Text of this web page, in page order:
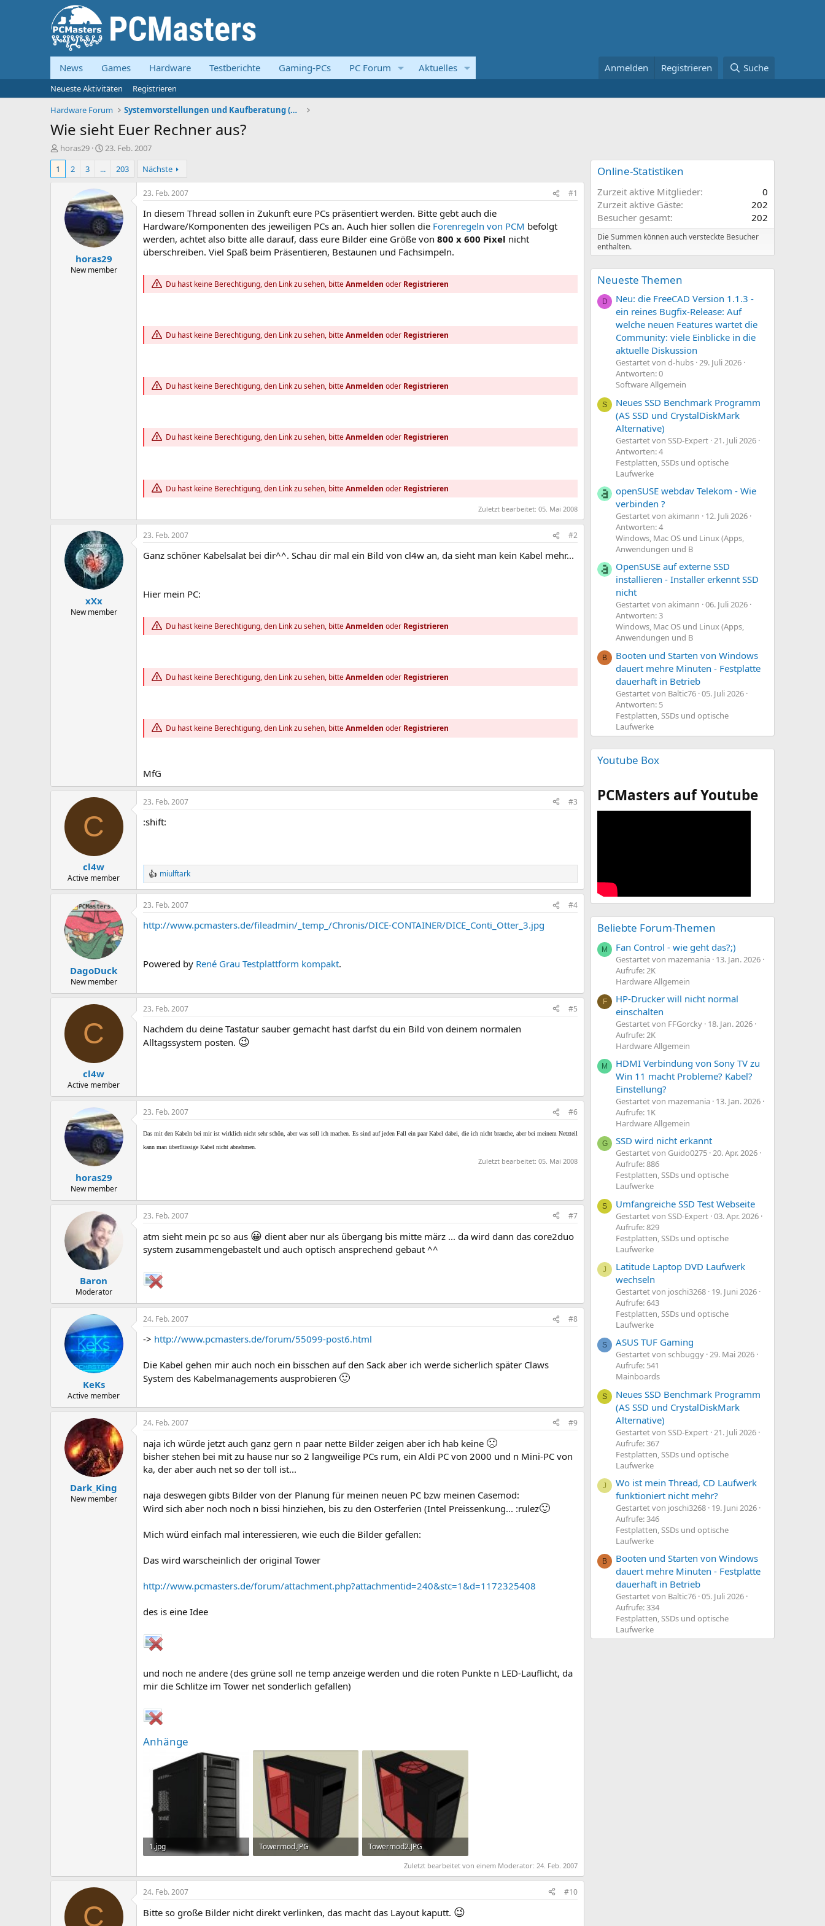
News Games Hardware Testberichte Gaming-PCs PC Forum Aktuelles Anmelden Registrieren Suche
Neueste Aktivitäten
Registrieren
Hardware Forum
Systemvorstellungen und Kaufberatung (Komplettsyst
Wie sieht Euer Rechner aus?
E
r
t
horas29
E
s
t
e
l
l
a
m
23. Feb. 2007
1
2 3 ... 203 Nächste
horas29
New member
23. Feb. 2007 #1
In diesem Thread sollen in Zukunft eure PCs präsentiert werden. Bitte gebt auch die
Hardware/Komponenten des jeweiligen PCs an. Auch hier sollen die Forenregeln von PCM befolgt
werden, achtet also bitte alle darauf, dass eure Bilder eine Größe von 800 x 600 Pixel nicht
überschreiben. Viel Spaß beim Präsentieren, Bestaunen und Fachsimpeln.
Du hast keine Berechtigung, den Link zu sehen, bitteAnmelden oder Registrieren
Du hast keine Berechtigung, den Link zu sehen, bitteAnmelden oder Registrieren
Du hast keine Berechtigung, den Link zu sehen, bitteAnmelden oder Registrieren
Du hast keine Berechtigung, den Link zu sehen, bitteAnmelden oder Registrieren
Du hast keine Berechtigung, den Link zu sehen, bitteAnmelden oder Registrieren
Zuletzt bearbeitet: 05. Mai 2008
xXx
New member
23. Feb. 2007 #2
Ganz schöner Kabelsalat bei dir^^. Schau dir mal ein Bild von cl4w an, da sieht man kein Kabel mehr...
Hier mein PC:
Du hast keine Berechtigung, den Link zu sehen, bitteAnmelden oder Registrieren
Du hast keine Berechtigung, den Link zu sehen, bitteAnmelden oder Registrieren
Du hast keine Berechtigung, den Link zu sehen, bitteAnmelden oder Registrieren
MfG
C
cl4w
Active member
23. Feb. 2007 #3
:shift:
R
e
a
k
i
n
miulftark
DagoDuck
New member
23. Feb. 2007 #4
http://www.pcmasters.de/fileadmin/_temp_/Chronis/DICE-CONTAINER/DICE_Conti_Otter_3.jpg
Powered by René Grau Testplattform kompakt.
C
cl4w
Active member
23. Feb. 2007 #5
Nachdem du deine Tastatur sauber gemacht hast darfst du ein Bild von deinem normalen
Alltagssystem posten. 😉
horas29
New member
23. Feb. 2007 #6
Das mit den Kabeln bei mir ist wirklich nicht sehr schön, aber was soll ich machen. Es sind auf jeden Fall ein paar Kabel dabei, die ich nicht brauche, aber bei meinem Netzteil
kann man überflüssige Kabel nicht abnehmen.
Zuletzt bearbeitet: 05. Mai 2008
Baron
Moderator
23. Feb. 2007 #7
atm sieht mein pc so aus 😀 dient aber nur als übergang bis mitte märz ... da wird dann das core2duo
system zusammengebastelt und auch optisch ansprechend gebaut ^^
KeKs
Active member
24. Feb. 2007 #8
-> http://www.pcmasters.de/forum/55099-post6.html
Die Kabel gehen mir auch noch ein bisschen auf den Sack aber ich werde sicherlich später Claws
System des Kabelmanagements ausprobieren 🙂
Dark_King
New member
24. Feb. 2007 #9
naja ich würde jetzt auch ganz gern n paar nette Bilder zeigen aber ich hab keine 🙁
bisher stehen bei mit zu hause nur so 2 langweilige PCs rum, ein Aldi PC von 2000 und n Mini-PC von
ka, der aber auch net so der toll ist...
naja deswegen gibts Bilder von der Planung für meinen neuen PC bzw meinen Casemod:
Wird sich aber noch noch n bissi hinziehen, bis zu den Osterferien (Intel Preissenkung... :rulez🙂
Mich würd einfach mal interessieren, wie euch die Bilder gefallen:
Das wird warscheinlich der original Tower
http://www.pcmasters.de/forum/attachment.php?attachmentid=240&stc=1&d=1172325408
des is eine Idee
und noch ne andere (des grüne soll ne temp anzeige werden und die roten Punkte n LED-Lauflicht, da
mir die Schlitze im Tower net sonderlich gefallen)
Anhänge
1.jpg
Towermod.JPG
Towermod2.JPG
30,3 KB · Aufrufe: 13.654
Zuletzt bearbeitet von einem Moderator: 24. Feb. 2007
C
24. Feb. 2007 #10
Bitte so große Bilder nicht direkt verlinken, das macht das Layout kaputt. 😉
Online-Statistiken
Zurzeit aktive Mitglieder
0
Zurzeit aktive Gäste
202
Besucher gesamt
202
Die Summen können auch versteckte Besucher
enthalten.
Neueste Themen
D
Neu: die FreeCAD Version 1.1.3 -
ein reines Bugfix-Release: Auf
welche neuen Features wartet die
Community: viele Einblicke in die
aktuelle Diskussion
Gestartet von d-hubs 29. Juli 2026
Antworten: 0
Software Allgemein
S
Neues SSD Benchmark Programm
(AS SSD und CrystalDiskMark
Alternative)
Gestartet von SSD-Expert 21. Juli 2026
Antworten: 4
Festplatten, SSDs und optische
Laufwerke
openSUSE webdav Telekom - Wie
verbinden ?
Gestartet von akimann
12. Juli 2026
Antworten: 4
Windows, Mac OS und Linux (Apps,
Anwendungen und B
OpenSUSE auf externe SSD
installieren - Installer erkennt SSD
nicht
Gestartet von akimann 06. Juli 2026
Antworten: 3
Windows, Mac OS und Linux (Apps,
Anwendungen und B
B
Booten und Starten von Windows
dauert mehre Minuten - Festplatte
dauerhaft in Betrieb
Gestartet von Baltic76 05. Juli 2026
Antworten: 5
Festplatten, SSDs und optische
Laufwerke
Youtube Box
PCMasters auf Youtube
Beliebte Forum-Themen
M Fan Control - wie geht das?;)
Gestartet von mazemania 13. Jan. 2026
Aufrufe: 2K
Hardware Allgemein
F
HP-Drucker will nicht normal
einschalten
Gestartet von FFGorcky 18. Jan. 2026
Aufrufe: 2K
Hardware Allgemein
M
HDMI Verbindung von Sony TV zu
Win 11 macht Probleme? Kabel?
Einstellung?
Gestartet von mazemania 13. Jan. 2026
Aufrufe: 1K
Hardware Allgemein
G SSD wird nicht erkannt
Gestartet von Guido0275 20. Apr. 2026
Aufrufe: 886
Festplatten, SSDs und optische
Laufwerke
S Umfangreiche SSD Test Webseite
Gestartet von SSD-Expert 03. Apr. 2026
Aufrufe: 829
Festplatten, SSDs und optische
Laufwerke
J
Latitude Laptop DVD Laufwerk
wechseln
Gestartet von joschi3268 19. Juni 2026
Aufrufe: 643
Festplatten, SSDs und optische
Laufwerke
S ASUS TUF Gaming
Gestartet von schbuggy 29. Mai 2026
Aufrufe: 541
Mainboards
S
Neues SSD Benchmark Programm
(AS SSD und CrystalDiskMark
Alternative)
Gestartet von SSD-Expert 21. Juli 2026
Aufrufe: 367
Festplatten, SSDs und optische
Laufwerke
J
Wo ist mein Thread, CD Laufwerk
funktioniert nicht mehr?
Gestartet von joschi3268 19. Juni 2026
Aufrufe: 346
Festplatten, SSDs und optische
Laufwerke
B
Booten und Starten von Windows
dauert mehre Minuten - Festplatte
dauerhaft in Betrieb
Gestartet von Baltic76 05. Juli 2026
Aufrufe: 334
Festplatten, SSDs und optische
Laufwerke